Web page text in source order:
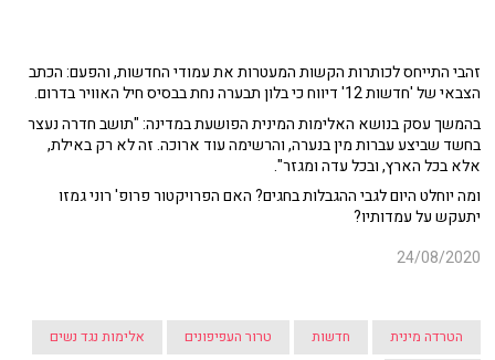
זהבי התייחס לכותרות הקשות המעטרות את עמודי החדשות, והפעם: הכתב
הצבאי של 'חדשות 12' דיווח כי בלון תבערה נחת בבסיס חיל האוויר בדרום.
בהמשך עסק בנושא האלימות המינית הפושעת במדינה: "תושב חדרה נעצר
בחשד שביצע עברות מין בנערה, והרשימה עוד ארוכה. זה לא רק באילת,
אלא בכל הארץ, ובכל עדה ומגזר".
ומה יוחלט היום לגבי ההגבלות בחגים? האם הפרויקטור פרופ' רוני גמזו
יתעקש על עמדותיו?
24/08/2020
הטרדה מינית חדשות טרור העפיפונים
אלימות נגד נשים